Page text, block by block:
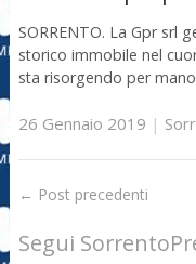
SORRENTO. La Gpr srl
storico immobile nel
sta risorgendo per
26 Gennaio 2019 |
← Post precedenti
Segui